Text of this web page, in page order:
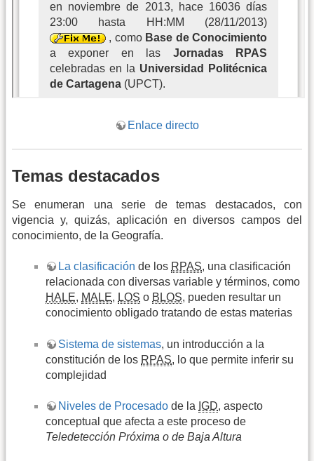
Enlace directo
Temas destacados
Se enumeran una serie de temas destacados, con
vigencia y, quizás, aplicación en diversos campos del
conocimiento, de la Geografía.
La clasificación de los RPAS, una clasificación
relacionada con diversas variable y términos, como
HALE, MALE, LOS o BLOS, pueden resultar un
conocimiento obligado tratando de estas materias
Sistema de sistemas, un introducción a la
constitución de los RPAS, lo que permite inferir su
complejidad
Niveles de Procesado de la IGD, aspecto
conceptual que afecta a este proceso de
Teledetección Próxima o de Baja Altura